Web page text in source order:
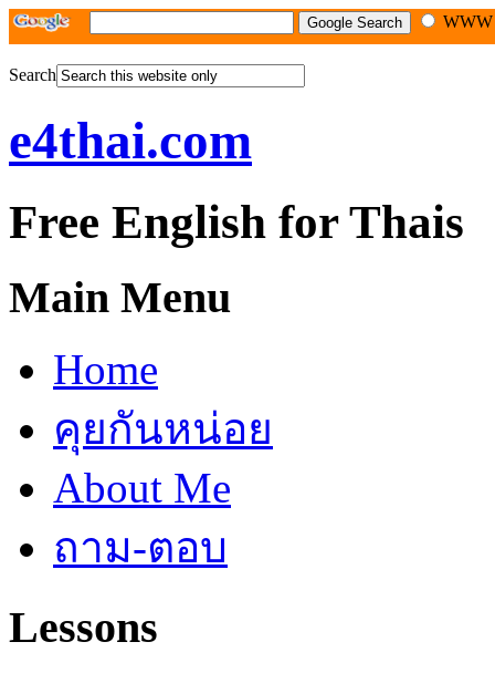
Search
e4thai.com
Free English for Thais
Main Menu
Home
คุยกันหน่อย
About Me
ถาม-ตอบ
Lessons